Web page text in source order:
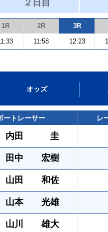
２日目
1R 2R 3R
11:58 12:23
オッズ
ートレーサー レ
内田 圭
田中 宏樹
山田 和佐
山本 光雄
山川 雄大